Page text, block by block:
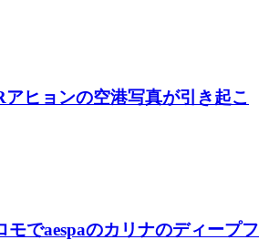
ヒョンの空港写真が引き起こ
モでaespaのカリナのディープフ